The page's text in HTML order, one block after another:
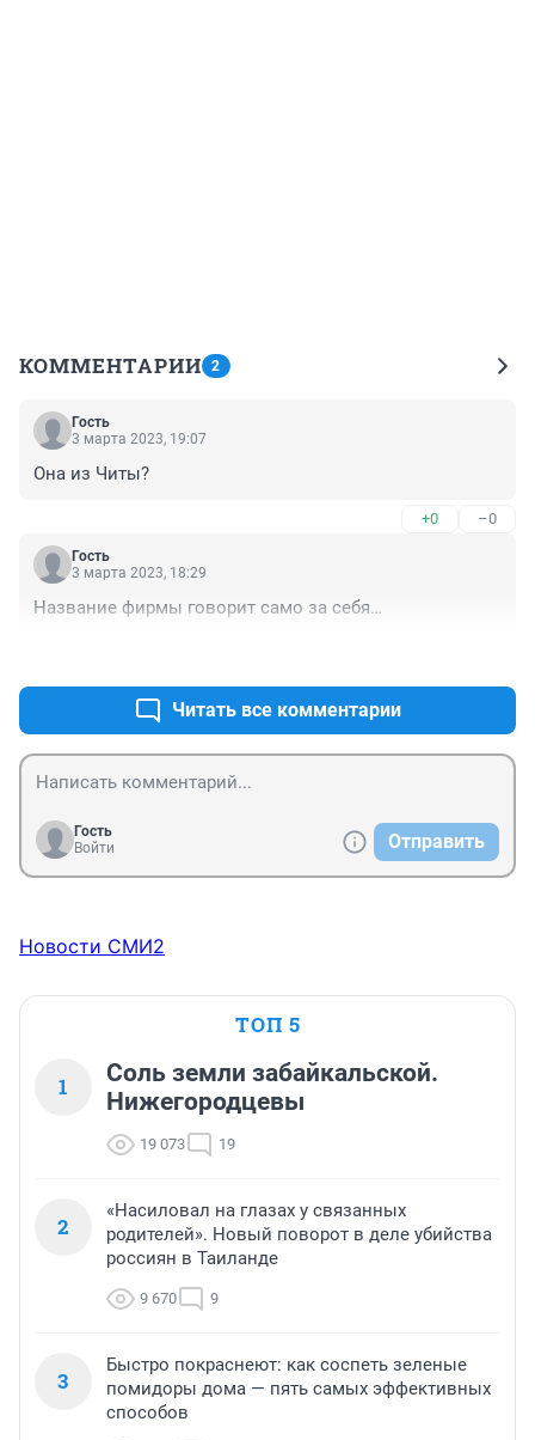
КОММЕНТАРИИ 2
Гость
3 марта 2023, 19:07
Она из Читы?
+0 –0
Гость
3 марта 2023, 18:29
Название фирмы говорит само за себя…
Читать все комментарии
Гость
Войти
Отправить
Новости СМИ2
ТОП 5
1
Соль земли забайкальской.
Нижегородцевы
19 073 19
2
«Насиловал на глазах у связанных
родителей». Новый поворот в деле убийства
россиян в Таиланде
9 670 9
3
Быстро покраснеют: как соспеть зеленые
помидоры дома — пять самых эффективных
способов